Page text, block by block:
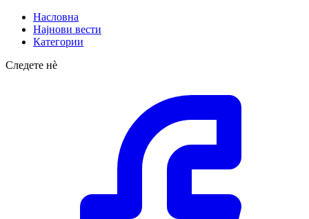
Насловна
Најнови вести
Категории
Следете нè